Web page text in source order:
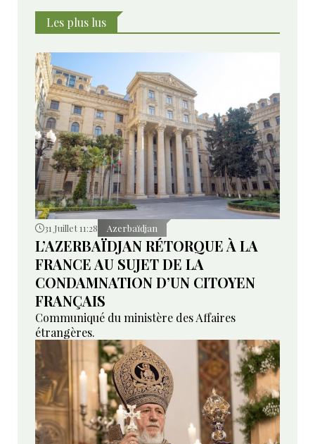
Les plus lus
31 Juillet 11:28 Azerbaïdjan
L’AZERBAÏDJAN RÉTORQUE À LA
FRANCE AU SUJET DE LA
CONDAMNATION D’UN CITOYEN
FRANÇAIS
Communiqué du ministère des Affaires
étrangères.